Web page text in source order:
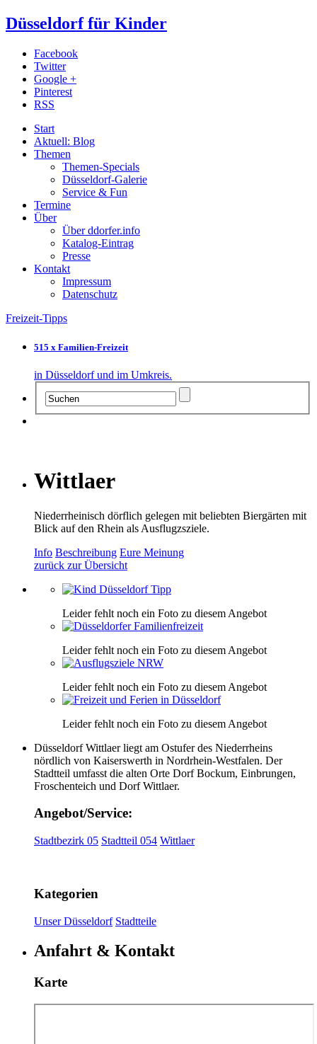
Düsseldorf für Kinder
Facebook
Twitter
Google +
Pinterest
RSS
Start
Aktuell: Blog
Themen
Themen-Specials
Düsseldorf-Galerie
Service & Fun
Termine
Über
Über ddorfer.info
Katalog-Eintrag
Presse
Kontakt
Impressum
Datenschutz
Freizeit-Tipps
515 x Familien-Freizeit
in Düsseldorf und im Umkreis.
Wittlaer
Niederrheinisch dörflich gelegen mit beliebten Biergärten mit
Blick auf den Rhein als Ausflugzsziele.
Info Beschreibung Eure Meinung
zurück zur Übersicht
Leider fehlt noch ein Foto zu diesem Angebot
Leider fehlt noch ein Foto zu diesem Angebot
Leider fehlt noch ein Foto zu diesem Angebot
Leider fehlt noch ein Foto zu diesem Angebot
Düsseldorf Wittlaer liegt am Ostufer des Niederrheins
nördlich von Kaiserswerth in Nordrhein-Westfalen. Der
Stadtteil umfasst die alten Orte Dorf Bockum, Einbrungen,
Froschenteich und Dorf Wittlaer.
Angebot/Service:
Stadtbezirk 05 Stadtteil 054 Wittlaer
Kategorien
Unser Düsseldorf Stadtteile
Anfahrt & Kontakt
Karte